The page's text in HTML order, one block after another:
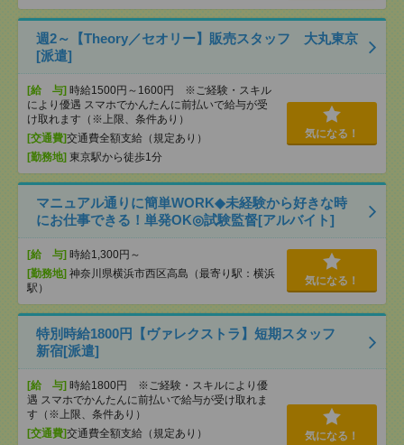
週2～【Theory／セオリー】販売スタッフ 大丸東京
[派遣]
[給 与] 時給1500円～1600円 ※ご経験・スキル
により優遇 スマホでかんたんに前払いで給与が受
け取れます（※上限、条件あり）
[交通費]交通費全額支給（規定あり）
[勤務地] 東京駅から徒歩1分
気になる！
マニュアル通りに簡単WORK◆未経験から好きな時
にお仕事できる！単発OK◎試験監督[アルバイト]
[給 与] 時給1,300円～
[勤務地] 神奈川県横浜市西区高島（最寄り駅：横浜
駅）
気になる！
特別時給1800円【ヴァレクストラ】短期スタッフ
新宿[派遣]
[給 与] 時給1800円 ※ご経験・スキルにより優
遇 スマホでかんたんに前払いで給与が受け取れま
す（※上限、条件あり）
[交通費]交通費全額支給（規定あり）
気になる！